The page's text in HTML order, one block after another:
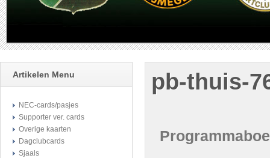
Artikelen Menu
NEC-cards/pasjes
Supporter ver. cards
Overige kaarten
Dagclubcards
Sjaals
pb-thuis-